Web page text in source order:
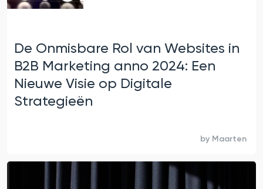
De Onmisbare Rol van Websites in
B2B Marketing anno 2024: Een
Nieuwe Visie op Digitale
Strategieën
by Maarten